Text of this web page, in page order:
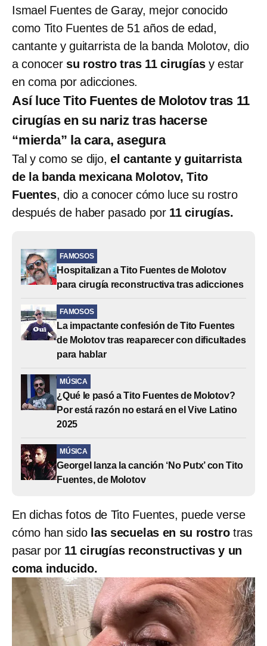
Ismael Fuentes de Garay, mejor conocido
como Tito Fuentes de 51 años de edad,
cantante y guitarrista de la banda Molotov, dio
a conocersu rostro tras 11 cirugías y estar
en coma por adicciones.
Así luce Tito Fuentes de Molotov tras 11
cirugías en su nariz tras hacerse
“mierda” la cara, asegura
Tal y como se dijo, el cantante y guitarrista
de la banda mexicana Molotov, Tito
Fuentes, dio a conocer cómo luce su rostro
después de haber pasado por 11 cirugías.
FAMOSOS
Hospitalizan a Tito Fuentes de Molotov
para cirugía reconstructiva tras adicciones
FAMOSOS
La impactante confesión de Tito Fuentes
de Molotov tras reaparecer con dificultades
para hablar
MÚSICA
¿Qué le pasó a Tito Fuentes de Molotov?
Por está razón no estará en el Vive Latino
2025
MÚSICA
Georgel lanza la canción ‘No Putx’ con Tito
Fuentes, de Molotov
En dichas fotos de Tito Fuentes, puede verse
cómo han sidolas secuelas en su rostro tras
pasar por 11 cirugías reconstructivas y un
coma inducido.